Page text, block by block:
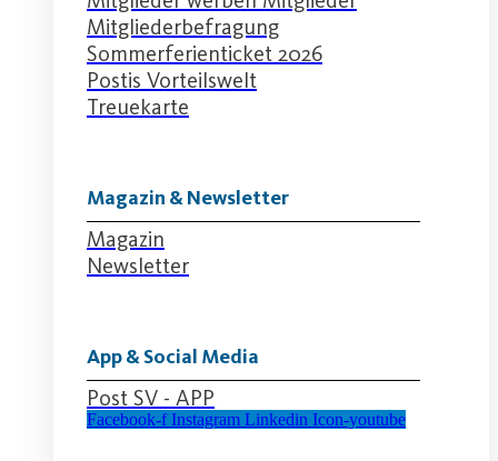
Mitgliederbefragung
Sommerferienticket 2026
Postis Vorteilswelt
Treuekarte
Magazin & Newsletter
Magazin
Newsletter
App & Social Media
Post SV - APP
Facebook-f Instagram Linkedin Icon-youtube